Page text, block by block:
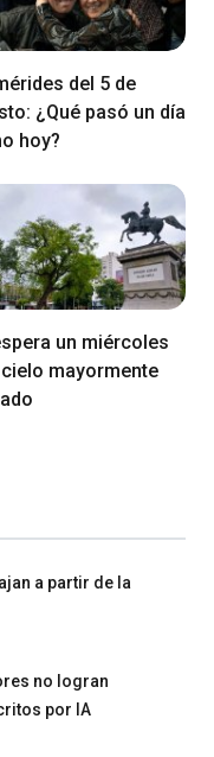
del 5 de
¿Qué pasó un día
hoy?
un miércoles
mayormente
a partir de la
no logran
por IA